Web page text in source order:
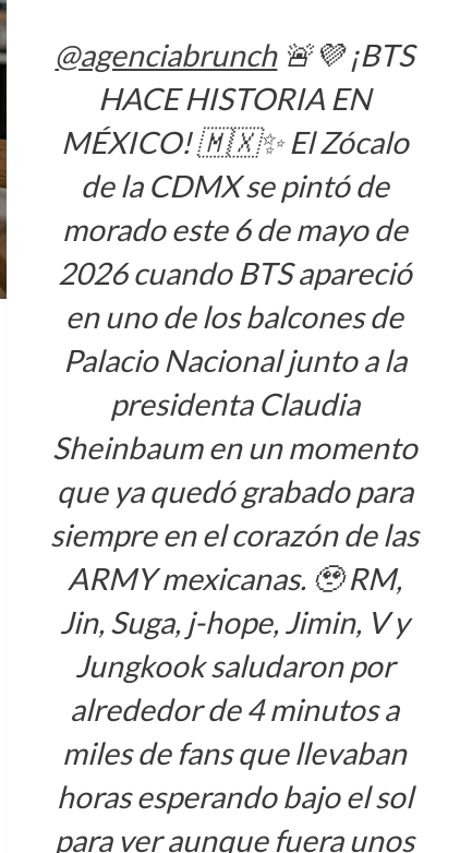
@agenciabrunch🚨💜 ¡BTS
HACE HISTORIA EN
MÉXICO! 🇲🇽✨ El Zócalo
de la CDMX se pintó de
morado este 6 de mayo de
2026 cuando BTS apareció
en uno de los balcones de
Palacio Nacional junto a la
presidenta Claudia
Sheinbaum en un momento
que ya quedó grabado para
siempre en el corazón de las
ARMY mexicanas. 🥹 RM,
Jin, Suga, j-hope, Jimin, V y
Jungkook saludaron por
alrededor de 4 minutos a
miles de fans que llevaban
horas esperando bajo el sol
para ver aunque fuera unos